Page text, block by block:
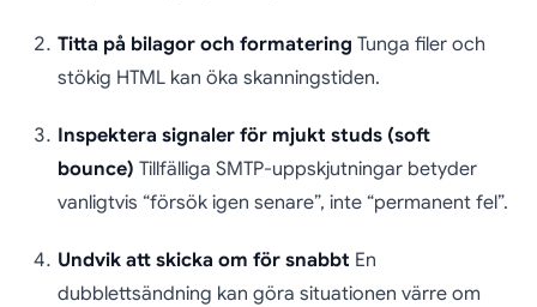
Titta på bilagor och formatering Tunga filer och
stökig HTML kan öka skanningstiden.
Inspektera signaler för mjukt studs (soft
bounce) Tillfälliga SMTP-uppskjutningar betyder
vanligtvis “försök igen senare”, inte “permanent fel”.
Undvik att skicka om för snabbt En
dubblettsändning kan göra situationen värre om